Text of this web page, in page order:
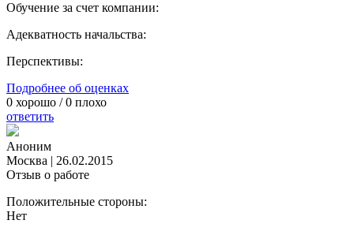
Обучение за счет компании:
Адекватность начальства:
Перспективы:
Подробнее об оценках
0 хорошо /0 плохо
ответить
Аноним
Москва | 26.02.2015
Отзыв о работе
Положительные стороны:
Нет